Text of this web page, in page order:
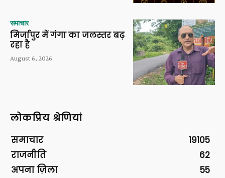
समाचार
मिर्जापुर में गंगा का जलस्तर बढ़
रहा है
August 6, 2026
लोकप्रिय श्रेणियां
समाचार
19105
राजनीति
62
अपना ज़िला
55